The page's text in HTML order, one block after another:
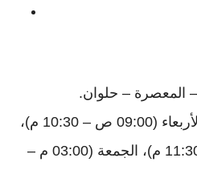
– المعصرة – حلوان.
⏰ المواعيد: السبت – الأربعاء (09:00 ص – 10:30 م)،
الخميس (09:00 ص – 11:30 م)، الجمعة (03:00 م –